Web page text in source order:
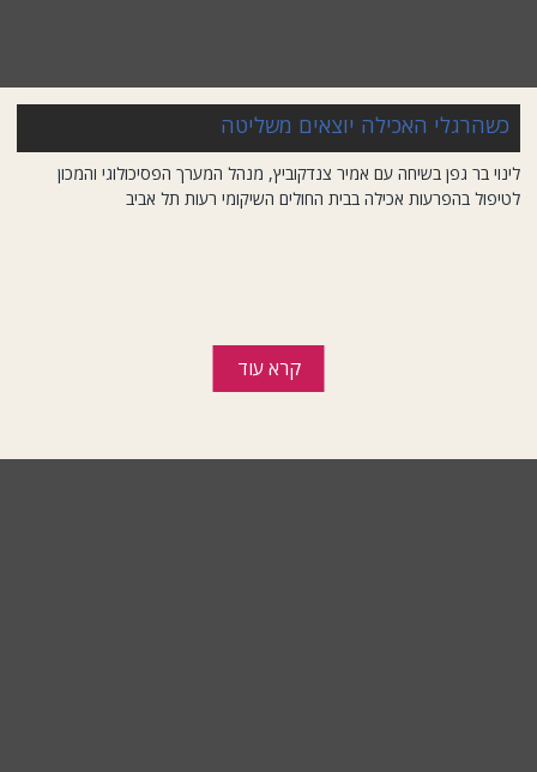
כשהרגלי האכילה יוצאים משליטה
לינוי בר גפן בשיחה עם אמיר צנדקוביץ, מנהל המערך הפסיכולוגי והמכון
לטיפול בהפרעות אכילה בבית החולים השיקומי רעות תל אביב
קרא עוד